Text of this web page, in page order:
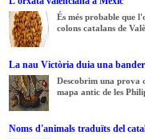
És més probable que
colons catalans de
La nau Victòria duia una
Descobrim una prova
mapa antic de les
Noms d'animals traduïts del